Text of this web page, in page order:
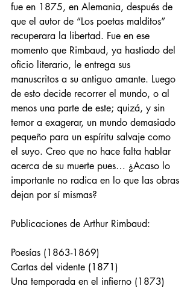
fue en 1875, en Alemania, después de
que el autor de “Los poetas malditos”
recuperara la libertad. Fue en ese
momento que Rimbaud, ya hastiado del
oficio literario, le entrega sus
manuscritos a su antiguo amante. Luego
de esto decide recorrer el mundo, o al
menos una parte de este; quizá, y sin
temor a exagerar, un mundo demasiado
pequeño para un espíritu salvaje como
el suyo. Creo que no hace falta hablar
acerca de su muerte pues… ¿Acaso lo
importante no radica en lo que las obras
dejan por sí mismas?
Publicaciones de Arthur Rimbaud:
Poesías (1863-1869)
Cartas del vidente (1871)
Una temporada en el infierno (1873)